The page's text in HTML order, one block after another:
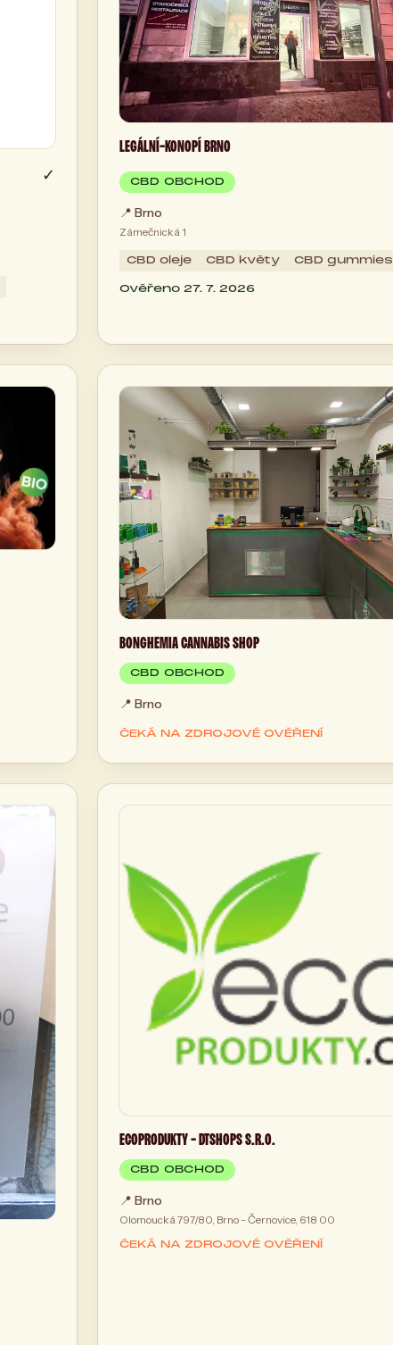
✓
LEGÁLNÍ-KONOPÍ BRNO
CBD OBCHOD
📍 Brno
Zámečnická 1
CBD oleje CBD květy CBD gummies
Ověřeno 27. 7. 2026
BONGHEMIA CANNABIS SHOP
CBD OBCHOD
📍 Brno
ČEKÁ NA ZDROJOVÉ OVĚŘENÍ
ECOPRODUKTY - DTSHOPS S.R.O.
CBD OBCHOD
📍 Brno
Olomoucká 797/80, Brno - Černovice, 618 00
ČEKÁ NA ZDROJOVÉ OVĚŘENÍ